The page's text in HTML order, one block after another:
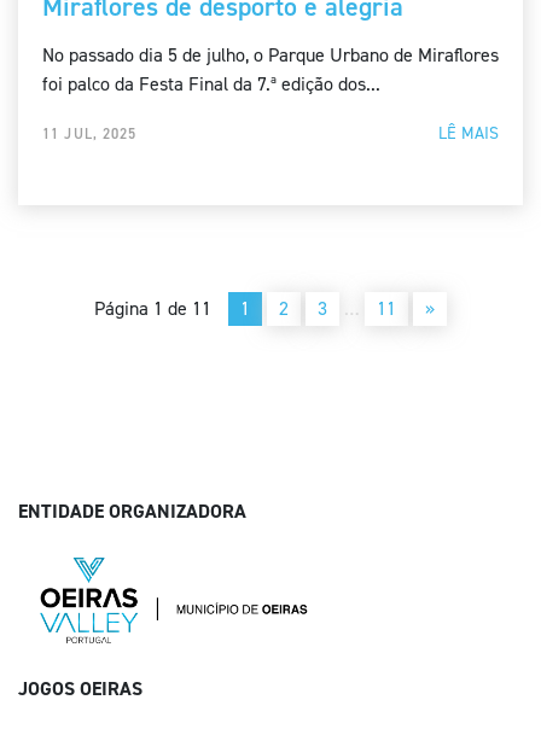
Miraflores de desporto e alegria
No passado dia 5 de julho, o Parque Urbano de Miraflores
foi palco da Festa Final da 7.ª edição dos...
LÊ MAIS
11 JUL, 2025
Página 1 de 11 1 2 3 … 11 »
ENTIDADE ORGANIZADORA
JOGOS OEIRAS